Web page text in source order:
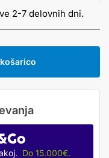
2-7 delovnih dni.
Do 15.000€.